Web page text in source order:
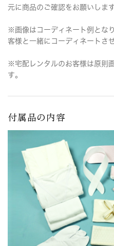
元に商品のご確認をお願いします
※画像はコーディネート例とな
客様と一緒にコーディネートさ
※宅配レンタルのお客様は原則
す。
付属品の内容